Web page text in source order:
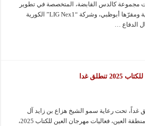
مجموعة كالدس القابضة، المتخصصة في تطوير
وتصنيع المنتجات الدفاعية ومقرّها أبوظبي، وشركة “LIG Nex1” الكورية
الدفاع …
تنطلق غدا
غداً، تحت رعاية سمو الشيخ هزاع بن زايد آل
نهيان، ممثل الحاكم في منطقة العين، فعاليات مهرجان العين للكتاب 2025،